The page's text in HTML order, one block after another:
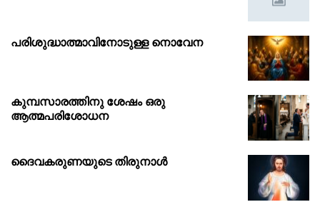
പരിശുദ്ധാത്മാവിനോടുള്ള നൊവേന
കുമ്പസാരത്തിനു ശേഷം ഒരു
ആത്മപരിശോധന
ദൈവകരുണയുടെ തിരുനാൾ